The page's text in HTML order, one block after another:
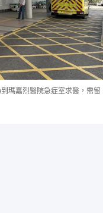
瑪嘉烈醫院急症室求醫，需留